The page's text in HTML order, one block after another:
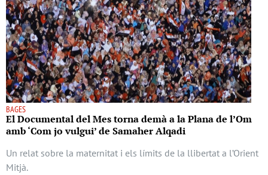
BAGES
El Documental del Mes torna demà a la Plana de l’Om
amb ‘Com jo vulgui’ de Samaher Alqadi
Un relat sobre la maternitat i els límits de la llibertat a l’Orient
Mitjà.